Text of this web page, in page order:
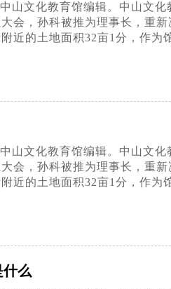
中山文化教育馆编辑。中山文
会，孙科被推为理事长，重
近的土地面积32亩1分，作
中山文化教育馆编辑。中山文
会，孙科被推为理事长，重
近的土地面积32亩1分，作
什么